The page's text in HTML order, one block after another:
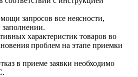
запросов все неясности,
характеристик товаров во
проблем на этапе приемки
в приеме заявки необходимо